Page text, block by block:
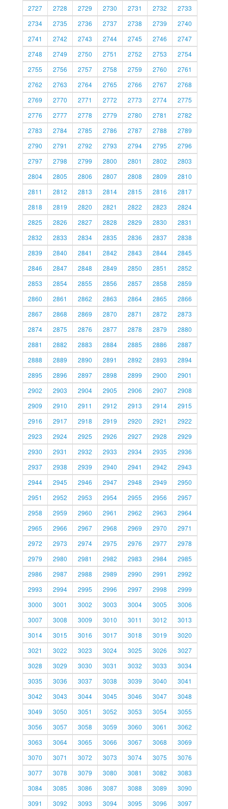
2727
2728 2729 2730 2731 2732
2733
2734
2735 2736 2737 2738 2739
2740
2741
2742 2743 2744 2745 2746
2747
2748
2749 2750 2751 2752 2753
2754
2755
2756 2757 2758 2759 2760
2761
2762
2763 2764 2765 2766 2767
2768
2769
2770 2771 2772 2773 2774
2775
2776
2777 2778 2779 2780 2781
2782
2783
2784 2785 2786 2787 2788
2789
2790
2791 2792 2793 2794 2795
2796
2797
2798 2799 2800 2801 2802
2803
2804
2805 2806 2807 2808 2809
2810
2811
2812 2813 2814 2815 2816
2817
2818
2819 2820 2821 2822 2823
2824
2825
2826 2827 2828 2829 2830
2831
2832
2833 2834 2835 2836 2837
2838
2839
2840 2841 2842 2843 2844
2845
2846
2847 2848 2849 2850 2851
2852
2853
2854 2855 2856 2857 2858
2859
2860
2861 2862 2863 2864 2865
2866
2867
2868 2869 2870 2871 2872
2873
2874
2875 2876 2877 2878 2879
2880
2881
2882 2883 2884 2885 2886
2887
2888
2889 2890 2891 2892 2893
2894
2895
2896 2897 2898 2899 2900
2901
2902
2903 2904 2905 2906 2907
2908
2909
2910 2911 2912 2913 2914
2915
2916
2917 2918 2919 2920 2921
2922
2923
2924 2925 2926 2927 2928
2929
2930
2931 2932 2933 2934 2935
2936
2937
2938 2939 2940 2941 2942
2943
2944
2945 2946 2947 2948 2949
2950
2951
2952 2953 2954 2955 2956
2957
2958
2959 2960 2961 2962 2963
2964
2965
2966 2967 2968 2969 2970
2971
2972
2973 2974 2975 2976 2977
2978
2979
2980 2981 2982 2983 2984
2985
2986
2987 2988 2989 2990 2991
2992
2993
2994 2995 2996 2997 2998
2999
3000
3001 3002 3003 3004 3005
3006
3007
3008 3009 3010 3011 3012
3013
3014
3015 3016 3017 3018 3019
3020
3021
3022 3023 3024 3025 3026
3027
3028
3029 3030 3031 3032 3033
3034
3035
3036 3037 3038 3039 3040
3041
3042
3043 3044 3045 3046 3047
3048
3049
3050 3051 3052 3053 3054
3055
3056
3057 3058 3059 3060 3061
3062
3063
3064 3065 3066 3067 3068
3069
3070
3071 3072 3073 3074 3075
3076
3077
3078 3079 3080 3081 3082
3083
3084
3085 3086 3087 3088 3089
3090
3091
3092 3093 3094 3095 3096 3097